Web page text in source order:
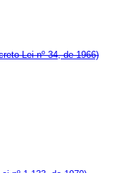
Lei nº 34, de 1966)